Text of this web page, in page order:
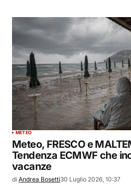
METEO
Meteo, FRESCO e
Tendenza ECMWF che
vacanze
di Andrea Bosetti30 Luglio 2026, 10:37